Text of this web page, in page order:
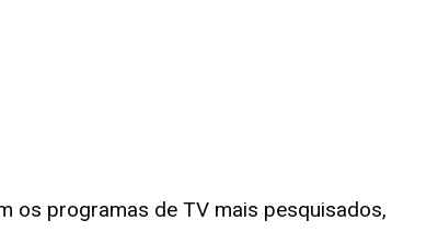
os programas de TV mais pesquisados,